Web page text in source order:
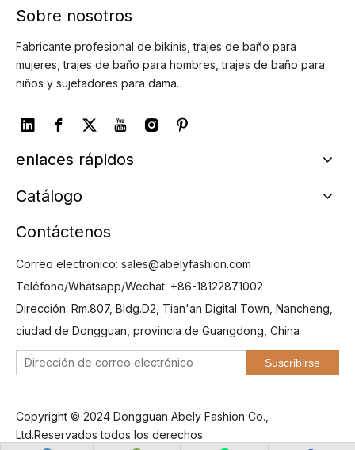
Sobre nosotros
Fabricante profesional de bikinis, trajes de baño para
mujeres, trajes de baño para hombres, trajes de baño para
niños y sujetadores para dama.
enlaces rápidos
Catálogo
Contáctenos
Correo electrónico: sales@abelyfashion.com
Teléfono/Whatsapp/Wechat: +86-18122871002
Dirección: Rm.807, Bldg.D2, Tian'an Digital Town, Nancheng,
ciudad de Dongguan, provincia de Guangdong, China
Suscribirse
Copyright © 2024 Dongguan Abely Fashion Co.,
Ltd.Reservados todos los derechos.